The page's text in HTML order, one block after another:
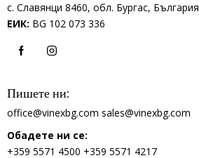
с. Славянци 8460, обл. Бургас, България
ЕИК: BG 102 073 336
Пишете ни:
office@vinexbg.com sales@vinexbg.com
Обадете ни се:
+359 5571 4500 +359 5571 4217